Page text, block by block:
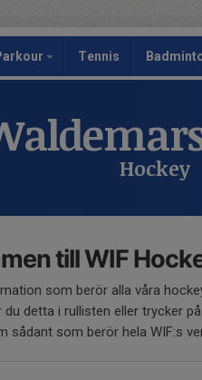
Tennis
Hockey
till WIF
som berör alla våra
du detta i rullisten eller trycker
sådant som berör hela WIF:s